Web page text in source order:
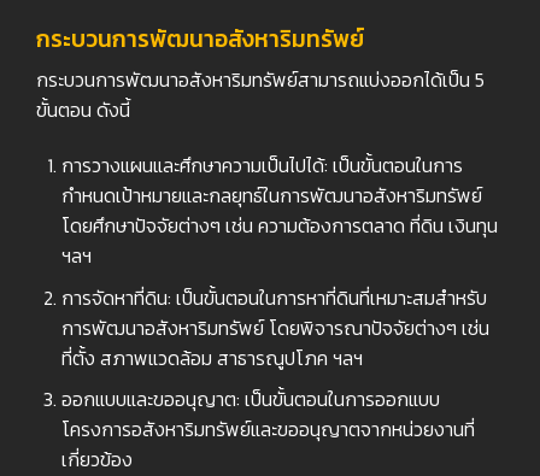
กระบวนการพัฒนาอสังหาริมทรัพย์
กระบวนการพัฒนาอสังหาริมทรัพย์สามารถแบ่งออกได้เป็น 5
ขั้นตอน ดังนี้
การวางแผนและศึกษาความเป็นไปได้: เป็นขั้นตอนในการ
กำหนดเป้าหมายและกลยุทธ์ในการพัฒนาอสังหาริมทรัพย์
โดยศึกษาปัจจัยต่างๆ เช่น ความต้องการตลาด ที่ดิน เงินทุน
ฯลฯ
การจัดหาที่ดิน: เป็นขั้นตอนในการหาที่ดินที่เหมาะสมสำหรับ
การพัฒนาอสังหาริมทรัพย์ โดยพิจารณาปัจจัยต่างๆ เช่น
ที่ตั้ง สภาพแวดล้อม สาธารณูปโภค ฯลฯ
ออกแบบและขออนุญาต: เป็นขั้นตอนในการออกแบบ
โครงการอสังหาริมทรัพย์และขออนุญาตจากหน่วยงานที่
เกี่ยวข้อง